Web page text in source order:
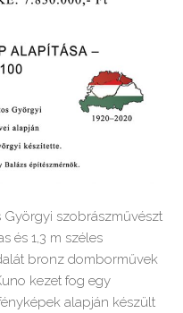
Györgyi szobrászművészt
és 1,3 m széles
bronz domborművek
kezet fog egy
alapján készült